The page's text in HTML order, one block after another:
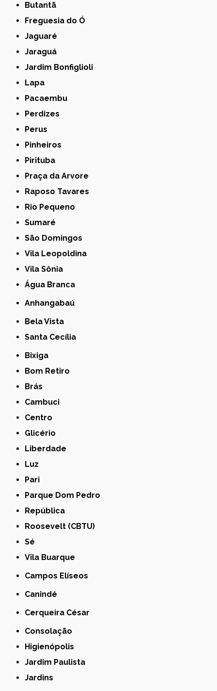
Butantã
Freguesia do Ó
Jaguaré
Jaraguá
Jardim Bonfiglioli
Lapa
Pacaembu
Perdizes
Perus
Pinheiros
Pirituba
Praça da Arvore
Raposo Tavares
Rio Pequeno
Sumaré
São Domingos
Vila Leopoldina
Vila Sônia
Água Branca
Anhangabaú
Bela Vista
Santa Cecília
Bixiga
Bom Retiro
Brás
Cambuci
Centro
Glicério
Liberdade
Luz
Pari
Parque Dom Pedro
República
Roosevelt (CBTU)
Sé
Vila Buarque
Campos Elíseos
Canindé
Cerqueira César
Consolação
Higienópolis
Jardim Paulista
Jardins